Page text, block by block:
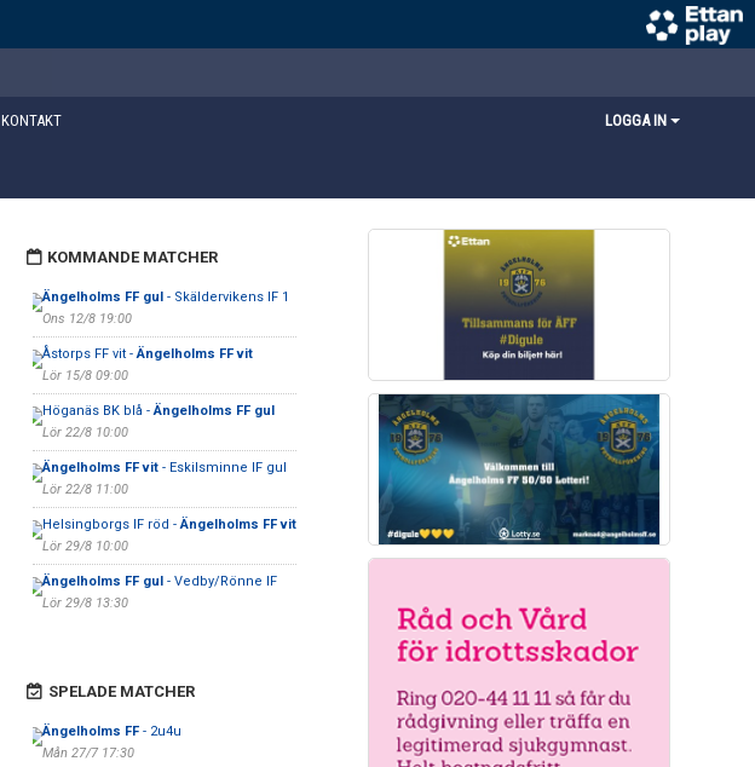
KONTAKT LOGGA IN
KOMMANDE MATCHER
Ängelholms FF gul- Skäldervikens IF 1
Ons 12/8 19:00
Åstorps FF vit -Ängelholms FF vit
Lör 15/8 09:00
Höganäs BK blå -Ängelholms FF gul
Lör 22/8 10:00
Ängelholms FF vit- Eskilsminne IF gul
Lör 22/8 11:00
Helsingborgs IF röd -Ängelholms FF vit
Lör 29/8 10:00
Ängelholms FF gul- Vedby/Rönne IF
Lör 29/8 13:30
SPELADE MATCHER
Ängelholms FF- 2u4u
Mån 27/7 17:30